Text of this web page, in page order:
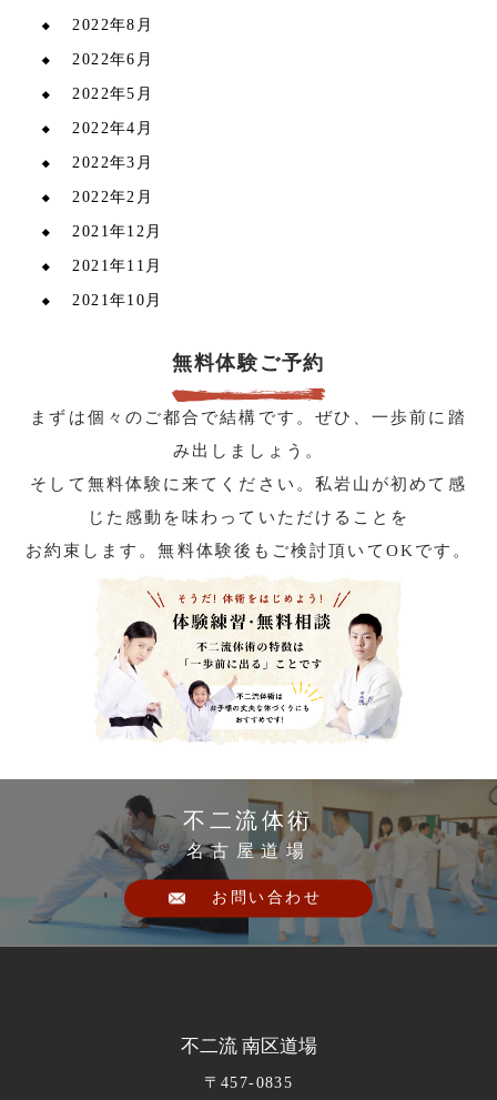
2022年8月
2022年6月
2022年5月
2022年4月
2022年3月
2022年2月
2021年12月
2021年11月
2021年10月
無料体験ご予約
まずは個々のご都合で結構です。ぜひ、一歩前に踏
み出しましょう。
そして無料体験に来てください。私岩山が初めて感
じた感動を味わっていただけることを
お約束します。無料体験後もご検討頂いてOKです。
不二流体術
名古屋道場
お問い合わせ
不二流 南区道場
〒457-0835